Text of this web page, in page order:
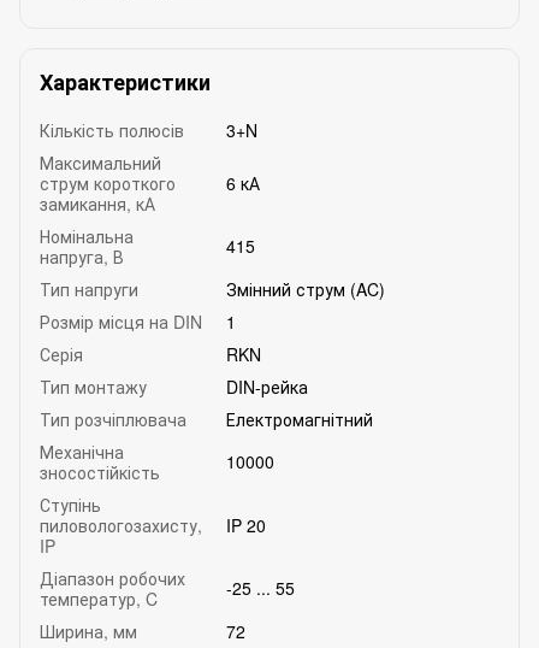
Характеристики
Кількість полюсів
3+N
Максимальний
струм короткого
замикання, кА
6 кА
Номінальна
напруга, В
415
Тип напруги
Змінний струм (AC)
Розмір місця на DIN
1
Серія
RKN
Тип монтажу
DIN-рейка
Тип розчіплювача
Електромагнітний
Механічна
зносостійкість
10000
Ступінь
пиловологозахисту,
IP
IP 20
Діапазон робочих
температур, C
-25 ... 55
Ширина, мм
72